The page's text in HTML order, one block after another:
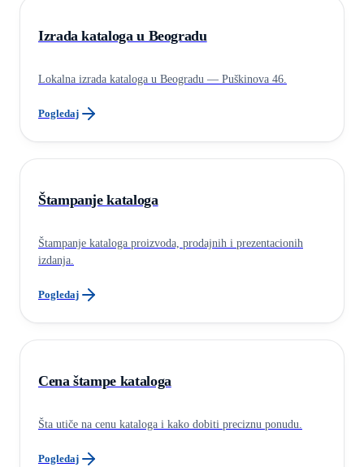
Izrada kataloga u Beogradu
Lokalna izrada kataloga u Beogradu — Puškinova 46.
Pogledaj
Štampanje kataloga
Štampanje kataloga proizvoda, prodajnih i prezentacionih
izdanja.
Pogledaj
Cena štampe kataloga
Šta utiče na cenu kataloga i kako dobiti preciznu ponudu.
Pogledaj